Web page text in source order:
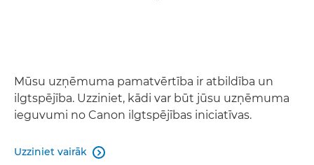
Mūsu uzņēmuma pamatvērtība ir atbildība un
ilgtspējība. Uzziniet, kādi var būt jūsu uzņēmuma
ieguvumi no Canon ilgtspējības iniciatīvas.
Uzziniet vairāk 